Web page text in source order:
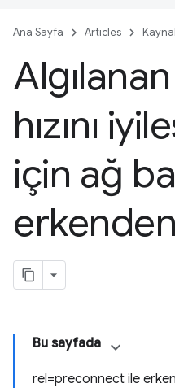
Ana Sayfa Articles
hızını
için ağ
Bu sayfada
rel=preconnect ile